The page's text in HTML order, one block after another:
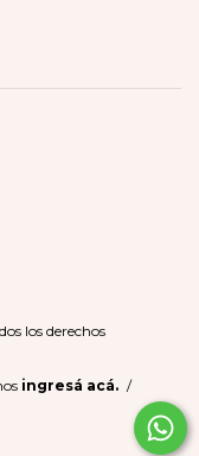
los derechos
ingresá acá. /